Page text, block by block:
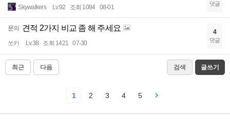
Skywalkers Lv.92 조회 1084 08-01 댓글
문의 견적 2가지 비교 좀 해 주세요
쏘카 Lv.38 조회 1421 07-30
4
댓글
최근 다음 검색 글쓰기
1 2 3 4 5